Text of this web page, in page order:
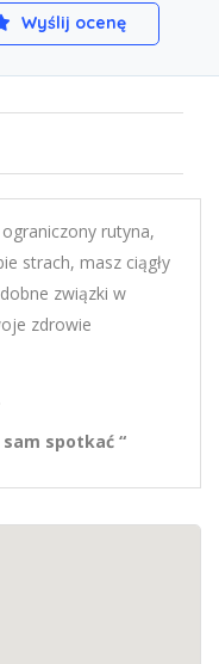
Wyślij ocenę
rutyna,
strach, masz ciągły
związki w
zdrowie
spotkać “